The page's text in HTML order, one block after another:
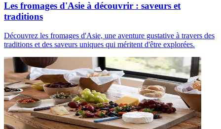
Les fromages d'Asie à découvrir : saveurs et
traditions
Découvrez les fromages d'Asie, une aventure gustative à travers des
traditions et des saveurs uniques qui méritent d'être explorées.